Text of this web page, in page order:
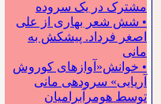
مشترک در یک سروده
• شش شعر بهاری از علی
اصغر فرداد. پیشکش به
مانی
• خوانش«آوازهای کوروش
آریایی» سروده‍ی مانی
توسط هومرآبرامیان